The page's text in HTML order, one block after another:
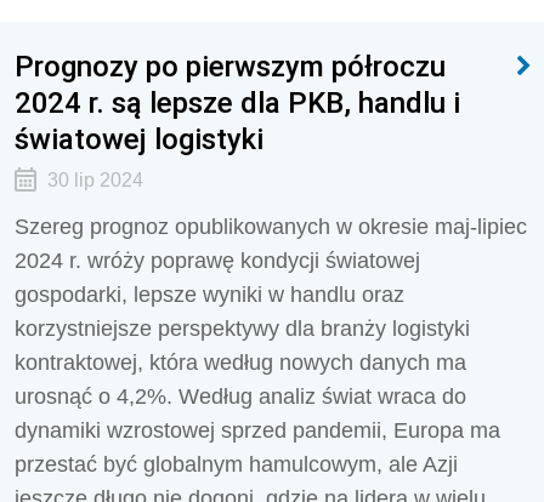
Prognozy po pierwszym półroczu
2024 r. są lepsze dla PKB, handlu i
światowej logistyki
30 lip 2024
Szereg prognoz opublikowanych w okresie maj-lipiec
2024 r. wróży poprawę kondycji światowej
gospodarki, lepsze wyniki w handlu oraz
korzystniejsze perspektywy dla branży logistyki
kontraktowej, która według nowych danych ma
urosnąć o 4,2%. Według analiz świat wraca do
dynamiki wzrostowej sprzed pandemii, Europa ma
przestać być globalnym hamulcowym, ale Azji